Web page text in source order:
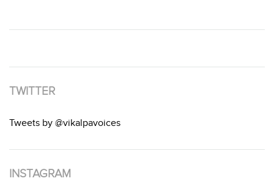
TWITTER
Tweets by @vikalpavoices
INSTAGRAM